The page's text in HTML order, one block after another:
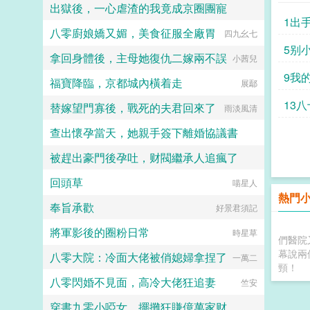
1出
5别
9我
13
熱門
們醫
幕說
頸！
茉莉手串
出獄後，一心虐渣的我竟成京圈團寵
蘋果大紅大紫
八零廚娘嬌又媚，美食征服全廠胃 四九幺七
拿回身體後，主母她復仇二嫁兩不誤 小茜兒
福寶降臨，京都城內橫着走 展鄢
替嫁望門寡後，戰死的夫君回來了 雨淡風清
查出懷孕當天，她親手簽下離婚協議書
明雨葉
被趕出豪門後孕吐，财閥繼承人追瘋了
醒栖月
回頭草 喵星人
奉旨承歡 好景君須記
將軍影後的圈粉日常 時星草
八零大院：冷面大佬被俏媳婦拿捏了 一萬二
八零閃婚不見面，高冷大佬狂追妻 竺安